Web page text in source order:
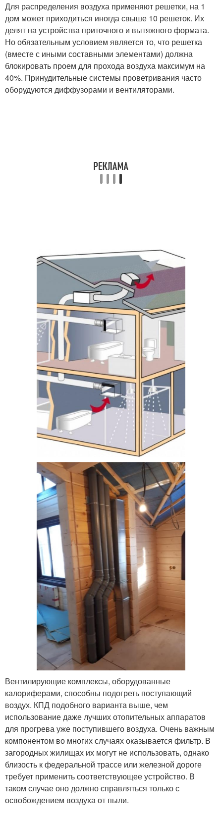
Для распределения воздуха применяют решетки, на 1
дом может приходиться иногда свыше 10 решеток. Их
делят на устройства приточного и вытяжного формата.
Но обязательным условием является то, что решетка
(вместе с иными составными элементами) должна
блокировать проем для прохода воздуха максимум на
40%. Принудительные системы проветривания часто
оборудуются диффузорами и вентиляторами.
Вентилирующие комплексы, оборудованные
калориферами, способны подогреть поступающий
воздух. КПД подобного варианта выше, чем
использование даже лучших отопительных аппаратов
для прогрева уже поступившего воздуха. Очень важным
компонентом во многих случаях оказывается фильтр. В
загородных жилищах их могут не использовать, однако
близость к федеральной трассе или железной дороге
требует применить соответствующее устройство. В
таком случае оно должно справляться только с
освобождением воздуха от пыли.